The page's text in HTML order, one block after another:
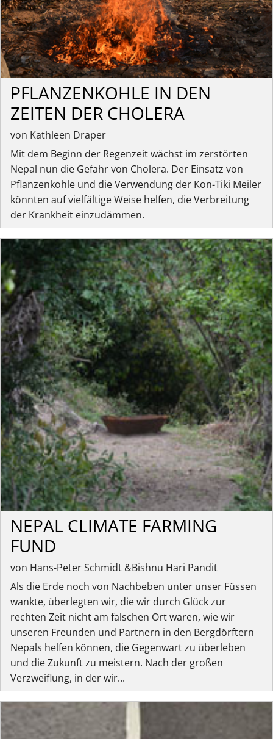
PFLANZENKOHLE IN DEN
ZEITEN DER CHOLERA
von Kathleen Draper
Mit dem Beginn der Regenzeit wächst im zerstörten
Nepal nun die Gefahr von Cholera. Der Einsatz von
Pflanzenkohle und die Verwendung der Kon-Tiki Meiler
könnten auf vielfältige Weise helfen, die Verbreitung
der Krankheit einzudämmen.
NEPAL CLIMATE FARMING
FUND
von Hans-Peter Schmidt &Bishnu Hari Pandit
Als die Erde noch von Nachbeben unter unser Füssen
wankte, überlegten wir, die wir durch Glück zur
rechten Zeit nicht am falschen Ort waren, wie wir
unseren Freunden und Partnern in den Bergdörftern
Nepals helfen können, die Gegenwart zu überleben
und die Zukunft zu meistern. Nach der großen
Verzweiflung, in der wir...